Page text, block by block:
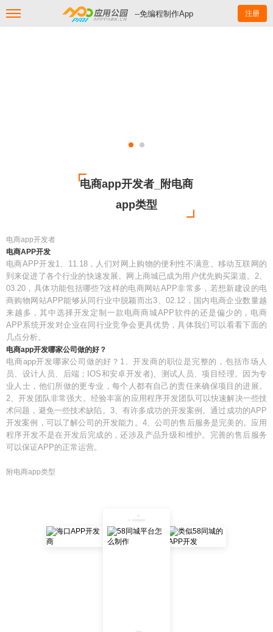
--免编程制作App 注册
电商app开发者_附电商
app类型
电商app开发者
电商APP开发
电商APP开发1、11.18，人们对网上购物的便利性不满意。移动互联网的
到来促进了各个行业的快速发展。网上商城已成为用户优先购买渠道。2、
03.20，具体功能包括哪些?这样的电商网站APP非常多，若想新建设的电
商购物网站APP能够从同行业中脱颖而出3、02.12，国内电商企业数量越
来越多，其中选择开发定制一款电商商城APP软件的还是偏少的，电商
APP系统开发对企业在同行业竞争会更具优势，具体我们可以看看下面的
几点分析。
电商app开发哪家公司做的好？
电商app开发哪家公司做的好？1、开发商的职位是完整的，包括市场人
员、设计人员、后端；IOS和安卓开发者)、测试人员、项目经理。因为专
业人士，他们所做的更专业，每个人都有自己的责任来确保项目的进展。
2、开发团队非常强大。经验丰富的应用程序开发团队可以快速解决一些技
术问题，避免一些技术缺陷。3、有许多成功的开发案例。通过成功的APP
开发案例，可以了解公司的开发能力。4、公司的售后服务是完美的。应用
程序开发不是在开发后完成的，还涉及产品升级和维护。完善的售后服务
可以保证APP的正常运营。
附电商app类型